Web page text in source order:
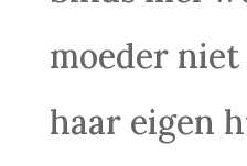
moeder
haar eigen